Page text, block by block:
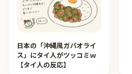
日本の「沖縄風ガパオライ
ス」にタイ人がツッコミｗ
【タイ人の反応】